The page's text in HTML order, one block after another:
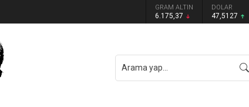
GRAM ALTIN
6.175,37
DOLAR
47,5127